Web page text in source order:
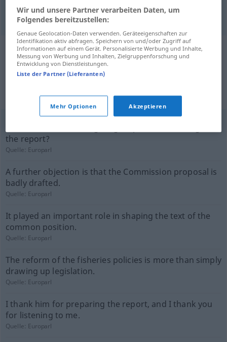
draft Abfassung JUR POL
Beispielsätze aus externen Quellen
für "Abfassung"
geprüft)
the report?
Quelle: Europarl
A further objection is that the Commission proposal is
badly drafted.
Quelle: Europarl
It played an important role in shaping the text of the
common position.
Quelle: Europarl
The reform of the fisheries policies is more than simply
drawing up legislation.
Quelle: Europarl
I thank him for preparing the report, and I thank you
for listening to me.
Quelle: Europarl
Wir und unsere Partner verarbeiten Daten, um
Folgendes bereitzustellen:
Genaue Geolocation-Daten verwenden. Geräteeigenschaften zur
Identifikation aktiv abfragen. Speichern von und/oder Zugriff auf
Informationen auf einem Gerät. Personalisierte Werbung und Inhalte,
Messung von Werbung und Inhalten, Zielgruppenforschung und
Entwicklung von Dienstleistungen.
Liste der Partner (Lieferanten)
Mehr Optionen Akzeptieren